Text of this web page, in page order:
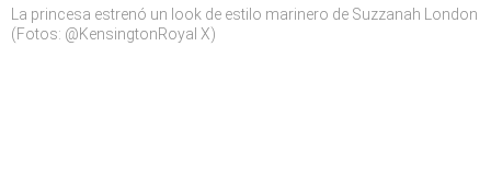
La princesa estrenó un look de estilo marinero de Suzzanah London
(Fotos: @KensingtonRoyal X)